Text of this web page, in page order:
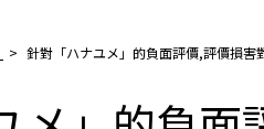
> 針對「ハナユメ」的負面評價,評價損害